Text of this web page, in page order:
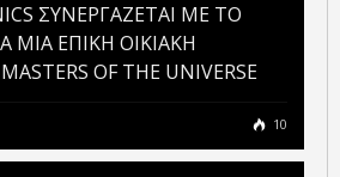
ΣΥΝΕΡΓΑΖΕΤΑΙ ΜΕ ΤΟ
ΜΙΑ ΕΠΙΚΗ ΟΙΚΙΑΚΗ
OF THE UNIVERSE
10